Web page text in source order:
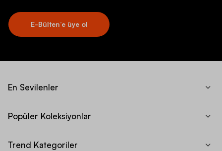
E-Bülten’e üye ol
En Sevilenler
Popüler Koleksiyonlar
Trend Kategoriler